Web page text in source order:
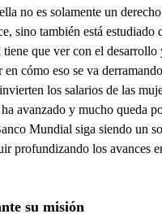
no es solamente un
sino también está estudiado
tiene que ver con el
cómo eso se va
los salarios de las
avanzado y mucho queda
Mundial siga siendo un
profundizando los avances
su misión